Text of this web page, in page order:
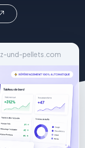
und-pellets.com